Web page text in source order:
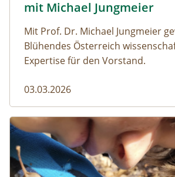
mit Michael Jungmeier
Mit Prof. Dr. Michael Jungmeier
Blühendes Österreich
Expertise für den Vorstand.
03.03.2026
Allianz im Weinviertel: Kinder,